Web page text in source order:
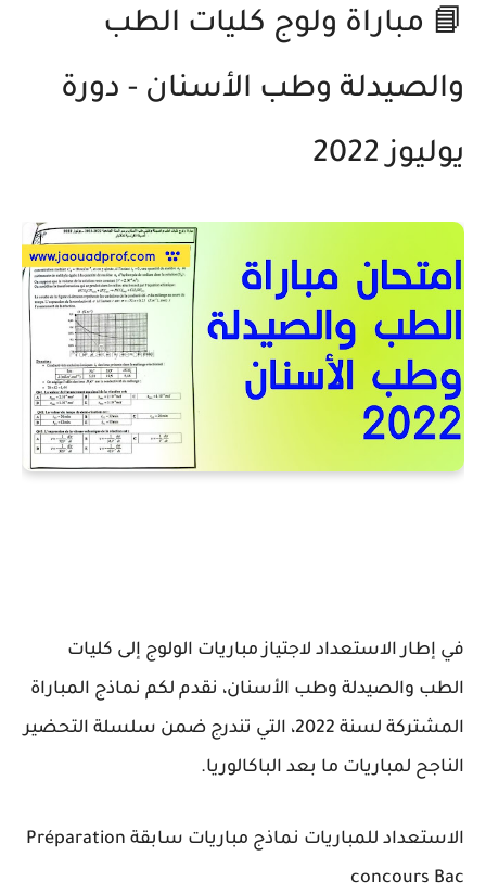
📘 مباراة ولوج كليات الطب
والصيدلة وطب الأسنان - دورة
يوليوز 2022
في إطار الاستعداد لاجتياز مباريات الولوج إلى كليات
الطب والصيدلة وطب الأسنان، نقدم لكم نماذج المباراة
المشتركة لسنة 2022
، التي تندرج ضمن سلسلة التحضير
الناجح لمباريات ما بعد الباكالوريا.
الاستعداد للمباريات نماذج مباريات سابقة Préparation
concours Bac